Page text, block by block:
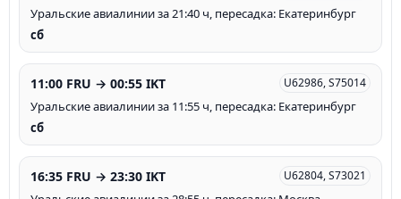
Уральские авиалинии за 21:40 ч, пересадка: Екатеринбург
сб
11:00 FRU → 00:55 IKT U62986, S75014
Уральские авиалинии за 11:55 ч, пересадка: Екатеринбург
сб
16:35 FRU → 23:30 IKT U62804, S73021